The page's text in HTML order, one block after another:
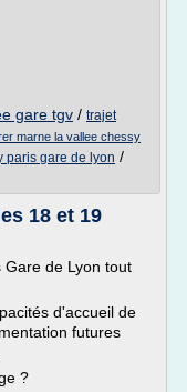
gare tgv / trajet
marne la vallee chessy
paris gare de lyon /
18 et 19
Gare de Lyon tout
d'accueil de
futures
?